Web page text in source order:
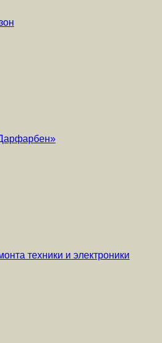
техники и электроники